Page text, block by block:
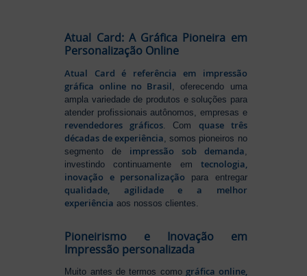
Atual Card: A Gráfica Pioneira em
Personalização Online
Atual Card é referência em impressão
gráfica online no Brasil , oferecendo uma
ampla variedade de produtos e soluções para
atender profissionais autônomos, empresas e
revendedores gráficos. Comquase três
décadas de experiência , somos pioneiros no
segmento de impressão sob demanda
investindo continuamente em tecnologia,
inovação e personalização para entregar
qualidade, agilidade e a melhor
experiência aos nossos clientes.
Pioneirismo e Inovação em
Impressão personalizada
Muito antes de termos como gráfica online,